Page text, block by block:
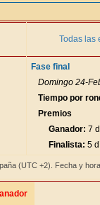
Todas las
Fase final
Domingo 24-
Tiempo por
Premios
Ganador: 7
Finalista: 5
(UTC +2). Fecha y